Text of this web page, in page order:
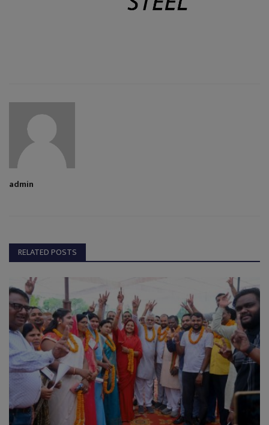
admin
RELATED POSTS